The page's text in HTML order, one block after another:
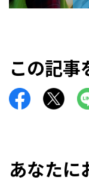
この記事
あなたに